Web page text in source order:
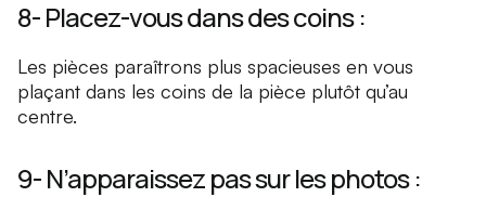
8- Placez-vous dans des coins :
Les pièces paraîtrons plus spacieuses en vous
plaçant dans les coins de la pièce plutôt qu’au
centre.
9- N’apparaissez pas sur les photos :